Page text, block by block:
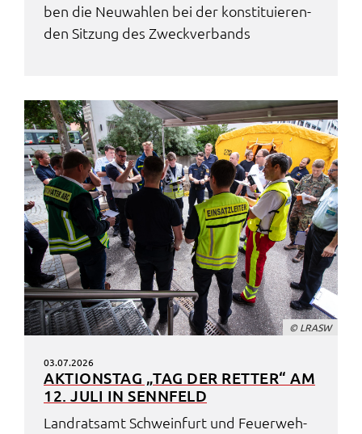
ben die Neuwah­len bei der konsti­tu­ie­ren­
den Sitzung des Zweck­ver­bands
© LRASW
03.07.2026
AKTI­ONS­TAG „TAG DER RETTER“ AM
12. JULI IN SENN­FELD
Land­rats­amt Schwein­furt und Feuer­weh­